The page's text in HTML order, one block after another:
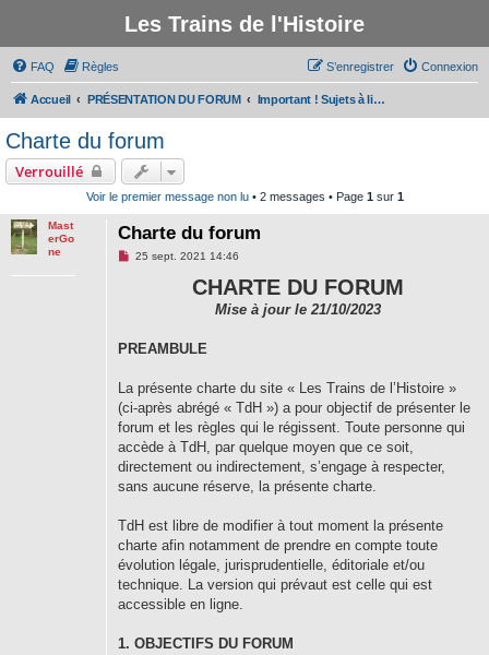
Les Trains de l'Histoire
FAQ Règles Connexion
S’enregistrer
Accueil PRÉSENTATION DU FORUM Important ! Sujets à lire avant de participer au forum
Charte du forum
Verrouillé
Voir le premier message non lu• 2 messages • Page 1sur 1
Mast
erGo
ne
Charte du forum
M
n
l
25 sept. 2021 14:46
CHARTE DU FORUM
Mise à jour le 21/10/2023
PREAMBULE
La présente charte du site « Les Trains de l’Histoire »
(ci-après abrégé « TdH ») a pour objectif de présenter le
forum et les règles qui le régissent. Toute personne qui
accède à TdH, par quelque moyen que ce soit,
directement ou indirectement, s’engage à respecter,
sans aucune réserve, la présente charte.
TdH est libre de modifier à tout moment la présente
charte afin notamment de prendre en compte toute
évolution légale, jurisprudentielle, éditoriale et/ou
technique. La version qui prévaut est celle qui est
accessible en ligne.
1. OBJECTIFS DU FORUM